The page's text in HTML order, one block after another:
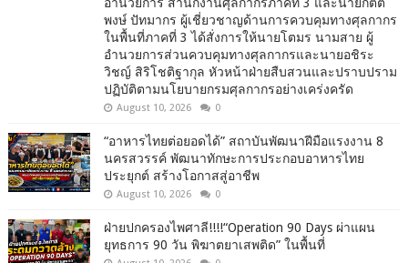
พงษ์ ปัทมากร ผู้เชี่ยวชาญด้านการควบคุมทางศุลกากร
ในพื้นที่ภาคที่ 3 ได้สั่งการให้นายโตมร นามสาย ผู้
อำนวยการส่วนควบคุมทางศุลกากรและนายอชิระ
วิชญ์ สิริโชติฐากุล หัวหน้าฝ่ายสืบสวนและปราบปราม
ปฏิบัติตามนโยบายกรมศุลกากรอย่างเคร่งครัด
August 10, 2026 0
“อาหารไทยต่อยอดได้” สถาบันพัฒนาฝีมือแรงงาน 8
นครสวรรค์ พัฒนาทักษะการประกอบอาหารไทย
ประยุกต์ สร้างโอกาสสู่อาชีพ
August 10, 2026 0
ฝ่ายปกครองไพศาลี!!!!“Operation 90 Days ผ่าแผน
ยุทธการ 90 วัน พิฆาตยาเสพติด” ในพื้นที่